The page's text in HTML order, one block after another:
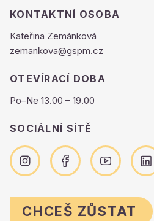
KONTAKTNÍ OSOBA
Kateřina Zemánková
zemankova@gspm.cz
OTEVÍRACÍ DOBA
Po–Ne 13.00 – 19.00
SOCIÁLNÍ SÍTĚ
CHCEŠ ZŮSTAT